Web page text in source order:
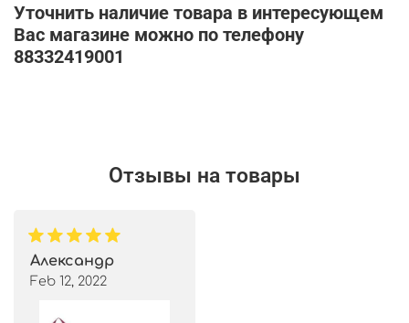
Уточнить наличие товара в интересующем
Вас магазине можно по телефону
88332419001
Отзывы на товары
Александр
Feb 12, 2022